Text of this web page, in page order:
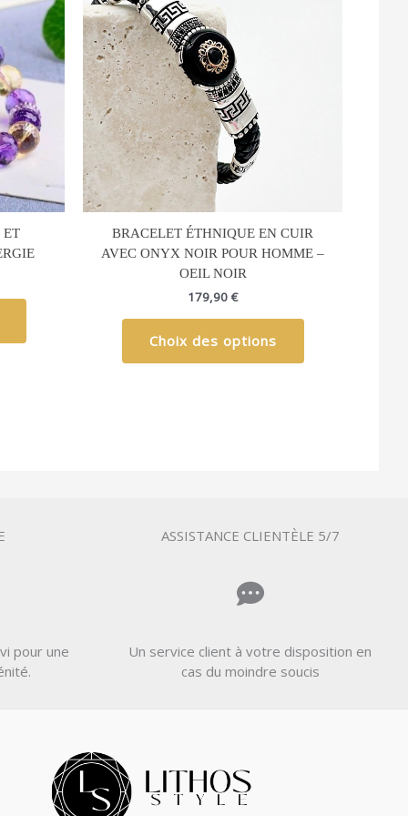
ET
€
€
plusieurs
variations.
Les
options
peuvent
être
choisies
sur
page
BRACELET ÉTHNIQUE EN CUIR
AVEC ONYX NOIR POUR HOMME –
OEIL NOIR
179,90€
Choix des options
produit
pour une
ASSISTANCE CLIENTÈLE 5/7
Un service client à votre disposition en
cas du moindre soucis